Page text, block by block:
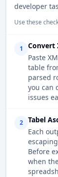
developer
Use these
1
Convert
Paste
table
parsed
you can
issues
2
Tabel
Each
Before
when